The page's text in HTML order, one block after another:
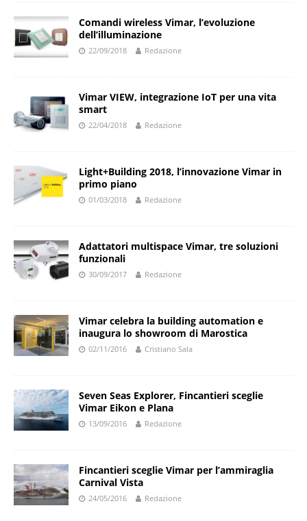
Comandi wireless Vimar, l’evoluzione
dell’illuminazione
22/09/2018 Redazione
Vimar VIEW, integrazione IoT per una vita
smart
22/04/2018 Redazione
Light+Building 2018, l’innovazione Vimar in
primo piano
01/03/2018 Redazione
Adattatori multispace Vimar, tre soluzioni
funzionali
30/09/2017 Redazione
Vimar celebra la building automation e
inaugura lo showroom di Marostica
02/11/2016 Cristiano Sala
Seven Seas Explorer, Fincantieri sceglie
Vimar Eikon e Plana
13/09/2016 Redazione
Fincantieri sceglie Vimar per l’ammiraglia
Carnival Vista
24/05/2016 Redazione